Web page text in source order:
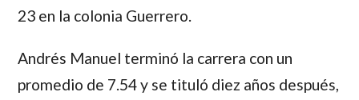
23 en la colonia Guerrero.
Andrés Manuel terminó la carrera con un
promedio de 7.54 y se tituló diez años después,